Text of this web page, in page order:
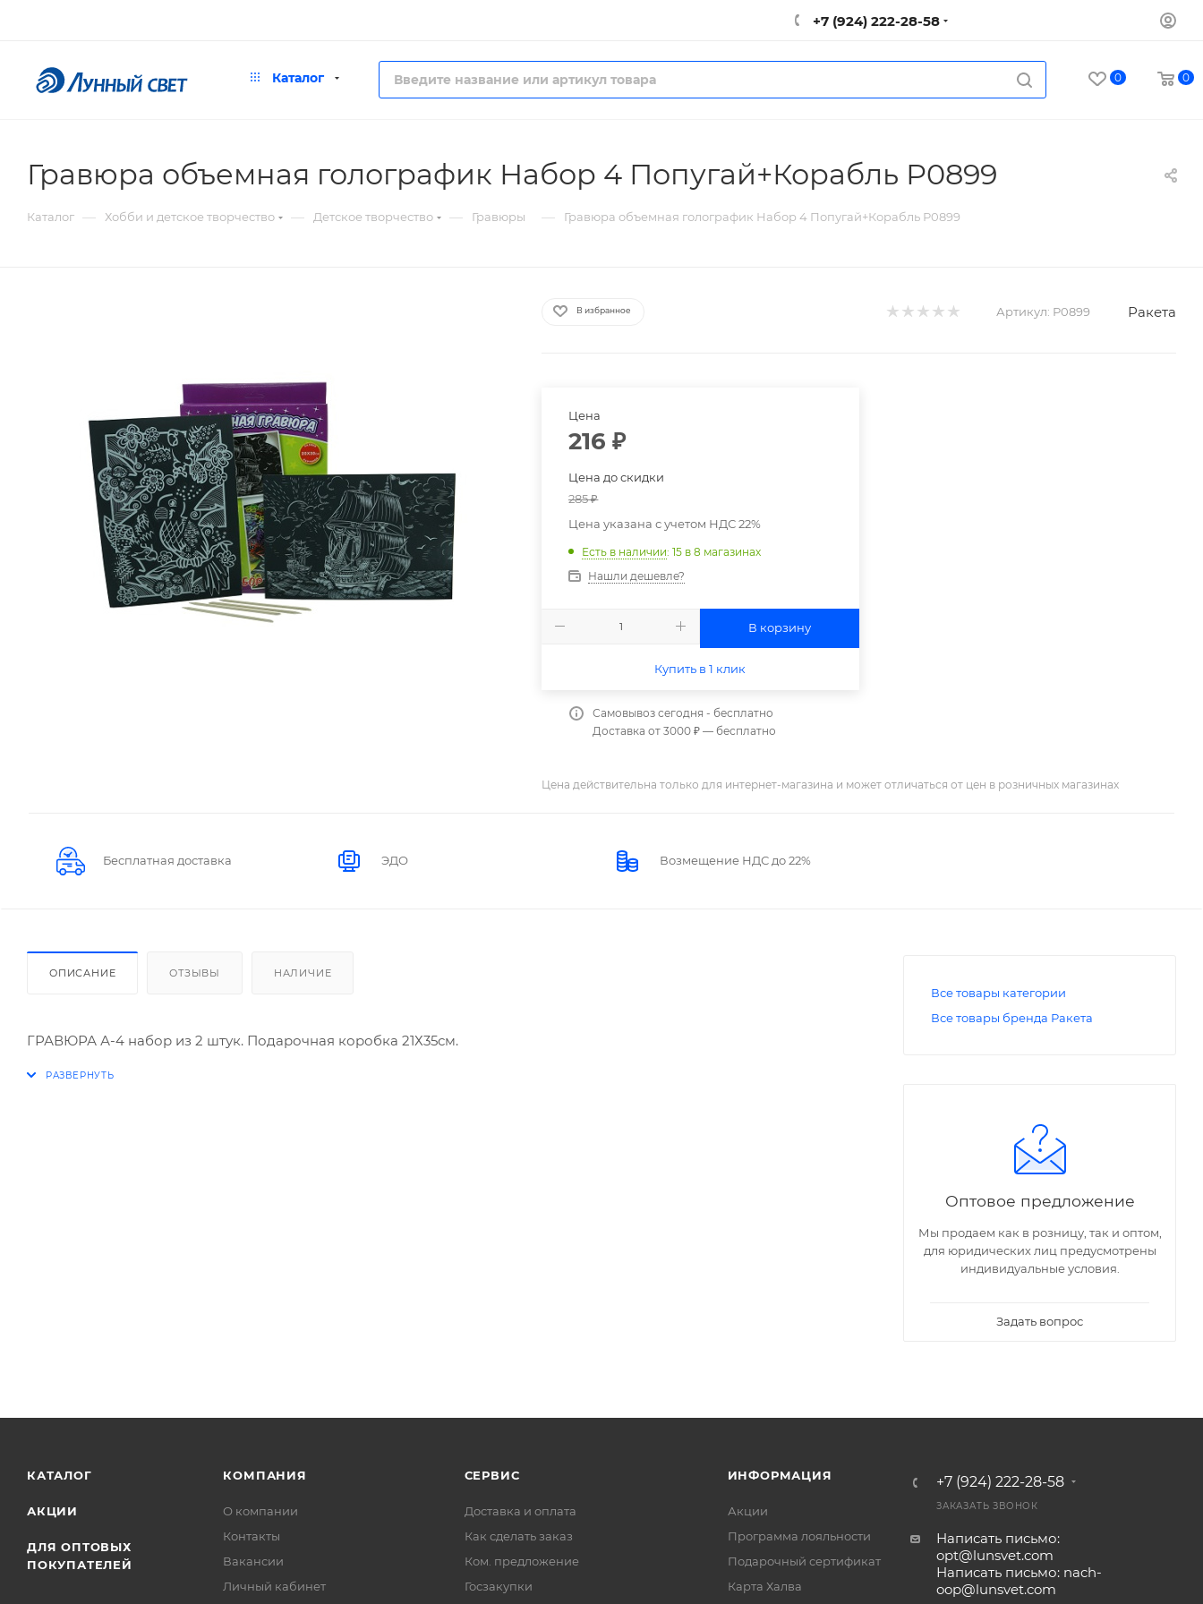
+7 (924) 222-28-58
Каталог 0 0
Гравюра объемная голографик Набор 4 Попугай+Корабль Р0899
Каталог — Хобби и детское творчество — Детское творчество — Гравюры — Гравюра объемная голографик Набор 4 Попугай+Корабль Р0899
В избранное Артикул: Р0899 Ракета
Цена
216 ₽
Цена до скидки
285₽
Цена указана с учетом НДС 22%
Есть в наличии: 15 в 8 магазинах
Нашли дешевле?
В корзину
Купить в 1 клик
Самовывоз сегодня - бесплатно
Доставка от 3000 ₽ — бесплатно
Цена действительна только для интернет-магазина и может отличаться от цен в розничных магазинах
Бесплатная доставка ЭДО Возмещение НДС до 22%
ОПИСАНИЕ ОТЗЫВЫ НАЛИЧИЕ
ГРАВЮРА А-4 набор из 2 штук. Подарочная коробка 21Х35см.
Все товары категории
Все товары бренда Ракета
Оптовое предложение
Мы продаем как в розницу, так и оптом,
для юридических лиц предусмотрены
индивидуальные условия.
Задать вопрос
КАТАЛОГ
АКЦИИ
ДЛЯ ОПТОВЫХ
ПОКУПАТЕЛЕЙ
КОМПАНИЯ
О компании
Контакты
Вакансии
Личный кабинет
СЕРВИС
Доставка и оплата
Как сделать заказ
Ком. предложение
Госзакупки
ИНФОРМАЦИЯ
Акции
Программа лояльности
Подарочный сертификат
Карта Халва
+7 (924) 222-28-58
ЗАКАЗАТЬ ЗВОНОК
Написать письмо:
opt@lunsvet.com
Написать письмо: nach-
oop@lunsvet.com